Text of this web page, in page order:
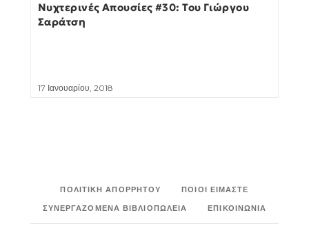
Νυχτερινές Απουσίες #30: Του Γιώργου
Σαράτση
17 Ιανουαρίου, 2018
ΠΟΛΙΤΙΚΉ ΑΠΟΡΡΉΤΟΥ
ΠΟΙΟΙ ΕΊΜΑΣΤΕ
ΣΥΝΕΡΓΑΖΌΜΕΝΑ ΒΙΒΛΙΟΠΩΛΕΊΑ
ΕΠΙΚΟΙΝΩΝΊΑ